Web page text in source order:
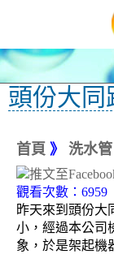
頭份大同
首頁 》 洗水管
觀看次數：6959
昨天來到頭份大
小，經過本公司
象，於是架起機